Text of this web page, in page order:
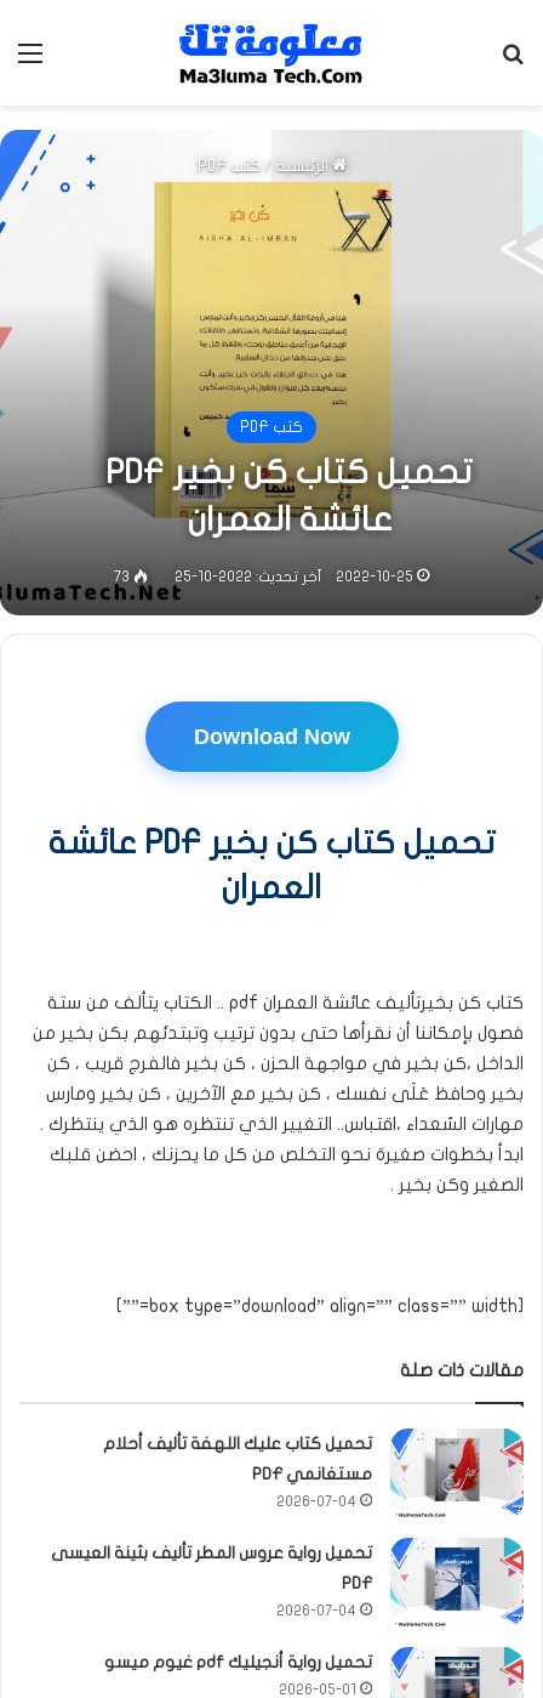
الرئيسية / كتب PDF
كتب PDF
تحميل كتاب كن بخير PDF
عائشة العمران
2022-10-25 آخر تحديث: 2022-10-25 73
Download Now
تحميل كتاب كن بخير PDF عائشة
العمران
كتاب كن بخيرتأليف عائشة العمران pdf .. الكتاب يتألف من ستة
فصول بإمكاننا أن نقرأها حتى بدون ترتيب وتبتدئهم بكن بخير من
الداخل ،كن بخير في مواجهة الحزن ، كن بخير فالفرج قريب ، كن
بخير وحافظ عَلَى نفسك ، كن بخير مع الآخرين ، كن بخير ومارس
مهارات السُعداء ،اقتباس.. التغيير الذي تنتظره هو الذي ينتظرك .
ابدأ بخطوات صغيرة نحو التخلص من كل ما يحزنك ، احضن قلبك
الصغير وكن بخير .
[box type=”download” align=”” class=”” width=””]
مقالات ذات صلة
تحميل كتاب عليك اللهفة تأليف أحلام
مستغانمي PDF
2026-07-04
تحميل رواية عروس المطر تأليف بثينة العيسى
PDF
2026-07-04
تحميل رواية أنجيليك pdf غيوم ميسو
2026-05-01